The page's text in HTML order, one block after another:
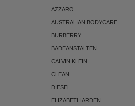
AZZARO
AUSTRALIAN BODYCARE
BURBERRY
BADEANSTALTEN
CALVIN KLEIN
CLEAN
DIESEL
ELIZABETH ARDEN